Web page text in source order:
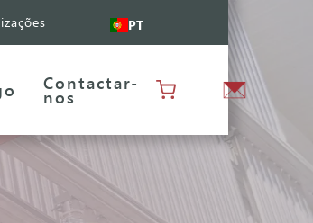
PT
Contactar-
nos